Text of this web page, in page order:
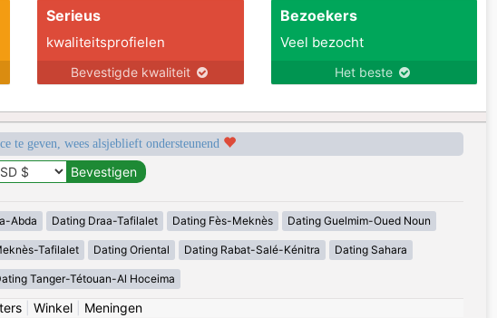
Serieus
kwaliteitsprofielen
Bevestigde kwaliteit
Bezoekers
Veel bezocht
Het beste
te geven, wees alsjeblieft ondersteunend
Abda Dating Draa-Tafilalet Dating Fès-Meknès Dating Guelmim-Oued Noun
Tafilalet Dating Oriental Dating Rabat-Salé-Kénitra Dating Sahara
Tanger-Tétouan-Al Hoceima
| Winkel| Meningen